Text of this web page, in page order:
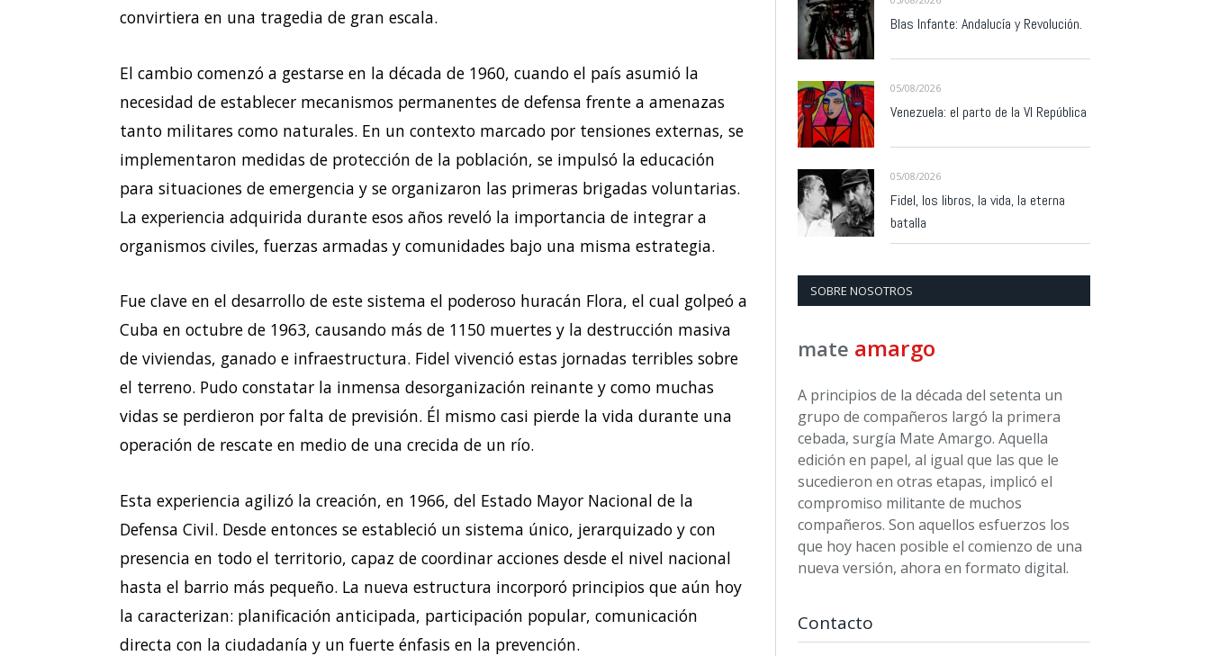
convirtiera en una tragedia de gran escala.
El cambio comenzó a gestarse en la década de 1960, cuando el país asumió la
necesidad de establecer mecanismos permanentes de defensa frente a amenazas
tanto militares como naturales. En un contexto marcado por tensiones externas, se
implementaron medidas de protección de la población, se impulsó la educación
para situaciones de emergencia y se organizaron las primeras brigadas voluntarias.
La experiencia adquirida durante esos años reveló la importancia de integrar a
organismos civiles, fuerzas armadas y comunidades bajo una misma estrategia.
Fue clave en el desarrollo de este sistema el poderoso huracán Flora, el cual golpeó a
Cuba en octubre de 1963, causando más de 1150 muertes y la destrucción masiva
de viviendas, ganado e infraestructura. Fidel vivenció estas jornadas terribles sobre
el terreno. Pudo constatar la inmensa desorganización reinante y como muchas
vidas se perdieron por falta de previsión. Él mismo casi pierde la vida durante una
operación de rescate en medio de una crecida de un río.
Esta experiencia agilizó la creación, en 1966, del Estado Mayor Nacional de la
Defensa Civil. Desde entonces se estableció un sistema único, jerarquizado y con
presencia en todo el territorio, capaz de coordinar acciones desde el nivel nacional
hasta el barrio más pequeño. La nueva estructura incorporó principios que aún hoy
la caracterizan: planificación anticipada, participación popular, comunicación
directa con la ciudadanía y un fuerte énfasis en la prevención.
Blas Infante: Andalucía y Revolución.
05/08/2026
Venezuela: el parto de la VI República
05/08/2026
Fidel, los libros, la vida, la eterna
batalla
SOBRE NOSOTROS
mate amargo
A principios de la década del setenta un
grupo de compañeros largó la primera
cebada, surgía Mate Amargo. Aquella
edición en papel, al igual que las que le
sucedieron en otras etapas, implicó el
compromiso militante de muchos
compañeros. Son aquellos esfuerzos los
que hoy hacen posible el comienzo de una
nueva versión, ahora en formato digital.
Contacto